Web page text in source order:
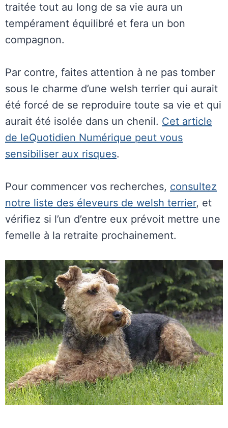
traitée tout au long de sa vie aura un
tempérament équilibré et fera un bon
compagnon.
Par contre, faites attention à ne pas tomber
sous le charme d’une welsh terrier qui aurait
été forcé de se reproduire toute sa vie et qui
aurait été isolée dans un chenil. Cet article
de leQuotidien Numérique peut vous
sensibiliser aux risques.
Pour commencer vos recherches, consultez
notre liste des éleveurs de welsh terrier, et
vérifiez si l’un d’entre eux prévoit mettre une
femelle à la retraite prochainement.